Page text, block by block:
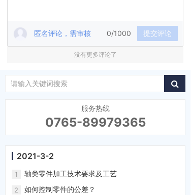
匿名评论，需审核 0/1000 提交评论
没有更多评论了
服务热线
0765-89979365
2021-3-2
1 轴类零件加工技术要求及工艺
2 如何控制零件的公差？